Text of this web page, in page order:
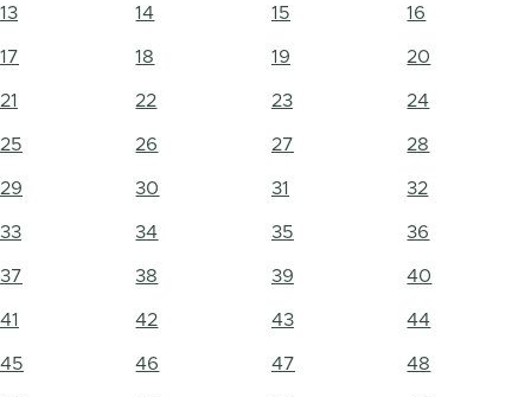
13 14 15 16
17 18 19 20
21 22 23 24
25 26 27 28
29 30 31 32
33 34 35 36
37 38 39 40
41 42 43 44
45 46 47 48